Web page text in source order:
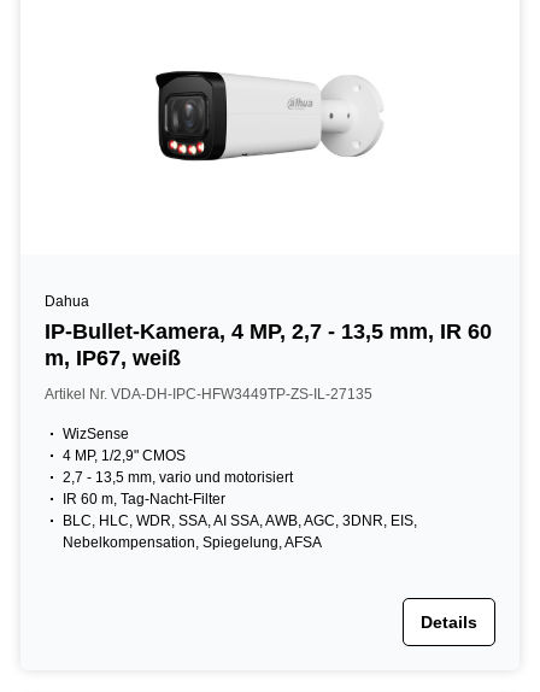
Dahua
IP-Bullet-Kamera, 4 MP, 2,7 - 13,5 mm, IR 60
m, IP67, weiß
Artikel Nr. VDA-DH-IPC-HFW3449TP-ZS-IL-27135
WizSense
4 MP, 1/2,9" CMOS
2,7 - 13,5 mm, vario und motorisiert
IR 60 m, Tag-Nacht-Filter
BLC, HLC, WDR, SSA, AI SSA, AWB, AGC, 3DNR, EIS,
Nebelkompensation, Spiegelung, AFSA
Details